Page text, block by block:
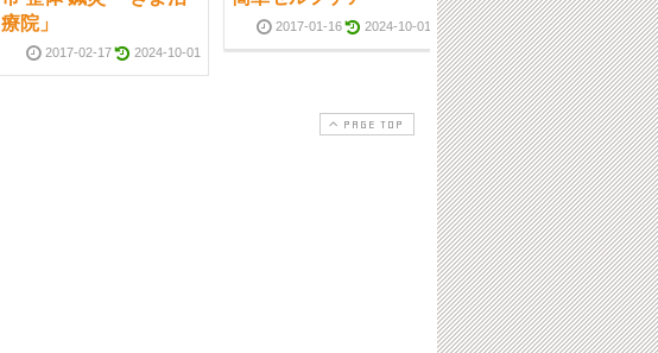
療院」
2017-02-17 2024-10-01
2017-01-16 2024-10-01
療院」
2017-02-20 2024-10-
PAGE TOP